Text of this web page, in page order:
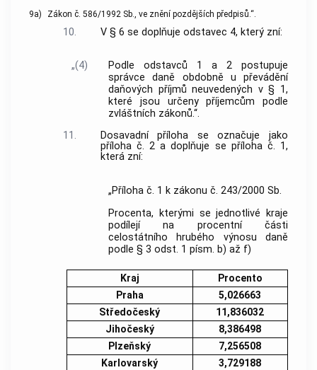
9a) Zákon č. 586/1992 Sb., ve znění pozdějších předpisů.“.
10. V § 6 se doplňuje odstavec 4, který zní:
„(4)
Podle odstavců 1 a 2 postupuje
správce daně obdobně u převádění
daňových příjmů neuvedených v § 1,
které jsou určeny příjemcům podle
zvláštních zákonů.“.
11.
Dosavadní příloha se označuje jako
příloha č. 2 a doplňuje se příloha č. 1,
která zní:
„Příloha č. 1 k zákonu č. 243/2000 Sb.
Procenta, kterými se jednotlivé kraje
podílejí na procentní části
celostátního hrubého výnosu daně
podle § 3 odst. 1 písm. b) až f)
Kraj
Procento
Praha
5,026663
Středočeský
11,836032
Jihočeský
8,386498
Plzeňský
7,256508
Karlovarský
3,729188